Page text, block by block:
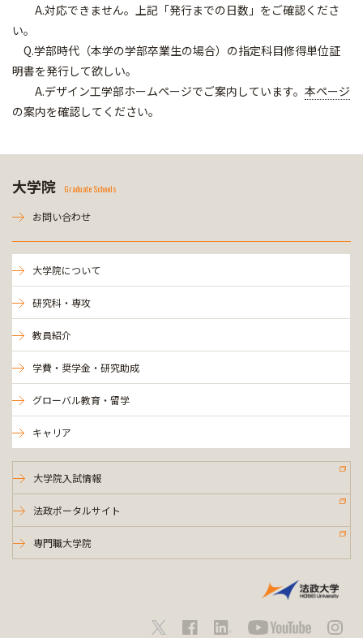
A.対応できません。上記「発行までの日数」をご確認くださ
い。
Q.学部時代（本学の学部卒業生の場合）の指定科目修得単位証
明書を発行して欲しい。
A.デザイン工学部ホームページでご案内しています。 本ページ
の案内を確認してください。
大学院 Graduate Schools
お問い合わせ
大学院について
研究科・専攻
教員紹介
学費・奨学金・研究助成
グローバル教育・留学
キャリア
大学院入試情報
法政ポータルサイト
専門職大学院